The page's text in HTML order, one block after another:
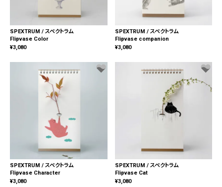
SPEXTRUM / スペクトラム
Flipvase Color
¥3,080
SPEXTRUM / スペクトラム
Flipvase companion
¥3,080
SPEXTRUM / スペクトラム
Flipvase Character
¥3,080
SPEXTRUM / スペクトラム
Flipvase Cat
¥3,080